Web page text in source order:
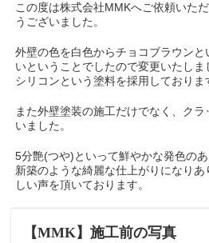
この度は株式会社MMKへご依頼いた
うございました。
外壁の色を白色からチョコブラウン
いということでしたので変更いたし
シリコンという塗料を採用しておりま
また外壁塗装の施工だけでなく、ク
いました。
5分艶(つや)といって鮮やかな発色の
新築のような綺麗な仕上がりになり
しい声を頂いております。
【MMK】施工前の写真